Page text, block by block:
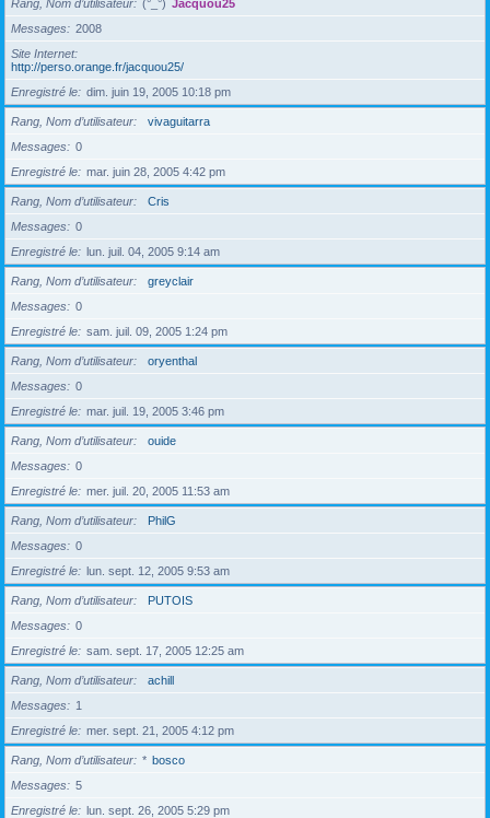
Rang, Nom d’utilisateur (°_°) Jacquou25
Messages
2008
Site Internet
http://perso.orange.fr/jacquou25/
Enregistré le
dim. juin 19, 2005 10:18 pm
Rang, Nom d’utilisateur
vivaguitarra
Messages
0
Enregistré le
mar. juin 28, 2005 4:42 pm
Rang, Nom d’utilisateur
Cris
Messages
0
Enregistré le
lun. juil. 04, 2005 9:14 am
Rang, Nom d’utilisateur
greyclair
Messages
0
Enregistré le
sam. juil. 09, 2005 1:24 pm
Rang, Nom d’utilisateur
oryenthal
Messages
0
Enregistré le
mar. juil. 19, 2005 3:46 pm
Rang, Nom d’utilisateur
ouide
Messages
0
Enregistré le
mer. juil. 20, 2005 11:53 am
Rang, Nom d’utilisateur
PhilG
Messages
0
Enregistré le
lun. sept. 12, 2005 9:53 am
Rang, Nom d’utilisateur
PUTOIS
Messages
0
Enregistré le
sam. sept. 17, 2005 12:25 am
Rang, Nom d’utilisateur
achill
Messages
1
Enregistré le
mer. sept. 21, 2005 4:12 pm
Rang, Nom d’utilisateur * bosco
Messages
5
Enregistré le
lun. sept. 26, 2005 5:29 pm